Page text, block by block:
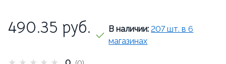
490.35 руб. В наличии:207 шт. в 6
магазинах